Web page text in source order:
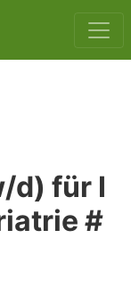
d) für I
#